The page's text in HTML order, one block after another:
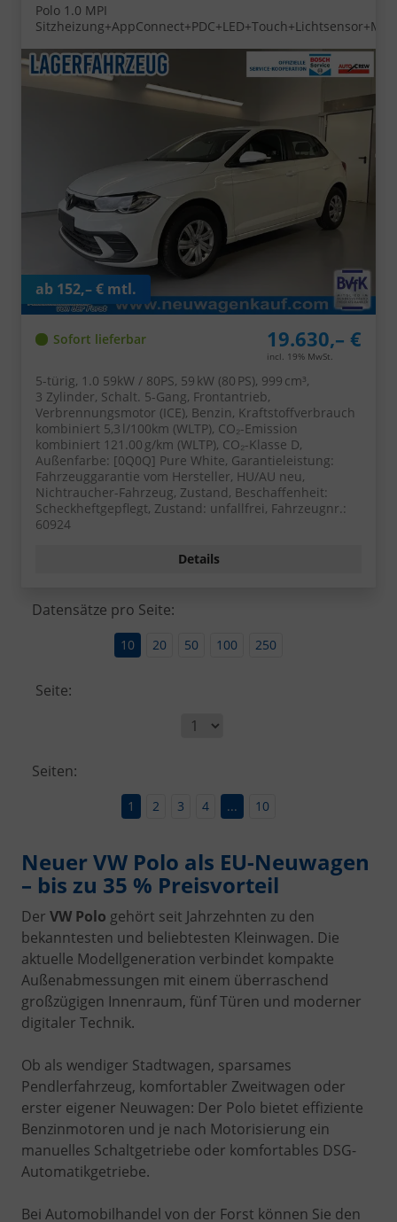
Polo 1.0 MPI
Sofort lieferbar 19.630,– €
incl. 19% MwSt.
ab 152,– € mtl.
5-türig, 1.0 59kW / 80PS, 59 kW (80 PS), 999 cm³,
3 Zylinder, Schalt. 5-Gang, Frontantrieb,
Verbrennungsmotor (ICE), Benzin, Kraftstoffverbrauch
kombiniert 5,3 l/100km (WLTP), CO₂-Emission
kombiniert 121.00 g/km (WLTP), CO₂-Klasse D,
Außenfarbe: [0Q0Q] Pure White, Garantieleistung:
Fahrzeuggarantie vom Hersteller, HU/AU neu,
Nichtraucher-Fahrzeug, Zustand, Beschaffenheit:
Scheckheftgepflegt, Zustand: unfallfrei, Fahrzeugnr.:
60924
Details
Datensätze pro Seite:
10 20 50 100 250
Seite:
Seiten:
1 2 3 4 ... 10
Neuer VW Polo als EU-Neuwagen
– bis zu 35 % Preisvorteil
Der VW Polo gehört seit Jahrzehnten zu den
bekanntesten und beliebtesten Kleinwagen. Die
aktuelle Modellgeneration verbindet kompakte
Außenabmessungen mit einem überraschend
großzügigen Innenraum, fünf Türen und moderner
digitaler Technik.
Ob als wendiger Stadtwagen, sparsames
Pendlerfahrzeug, komfortabler Zweitwagen oder
erster eigener Neuwagen: Der Polo bietet effiziente
Benzinmotoren und je nach Motorisierung ein
manuelles Schaltgetriebe oder komfortables DSG-
Automatikgetriebe.
Bei Automobilhandel von der Forst können Sie den